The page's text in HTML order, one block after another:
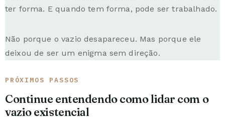
ter forma. E quando tem forma, pode ser trabalhado.
Não porque o vazio desapareceu. Mas porque ele
deixou de ser um enigma sem direção.
PRÓXIMOS PASSOS
Continue entendendo como lidar com o
vazio existencial